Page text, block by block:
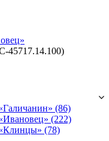
(86)
(222)
«Клинцы» (78)